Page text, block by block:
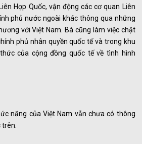
Hợp Quốc, vận động các cơ quan Liên
phủ nước ngoài khác thông qua những
với Việt Nam. Bà cũng làm việc chặt
phủ nhân quyền quốc tế và trong khu
của cộng đồng quốc tế về tình hình
năng của Việt Nam vẫn chưa có thông